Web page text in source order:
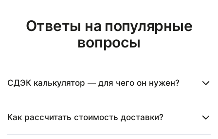
Ответы на популярные
вопросы
СДЭК калькулятор — для чего он нужен?
Как рассчитать стоимость доставки?